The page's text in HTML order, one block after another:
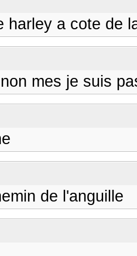
harley a cote de
mes je suis
de l'anguille